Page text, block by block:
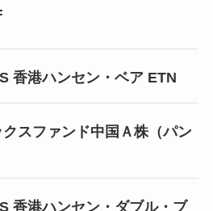
香港ハンセン・ベア ETN
スファンド中国Ａ株（パン
香港ハンセン・ダブル・ブ